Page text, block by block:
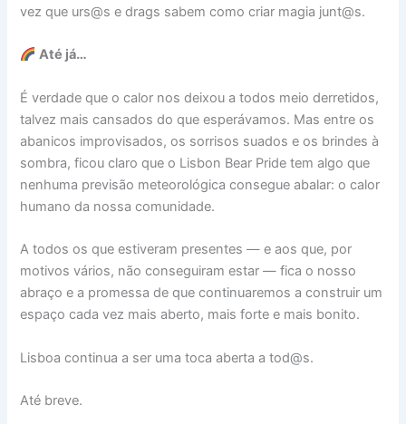
vez que urs@s e drags sabem como criar magia junt@s.
Até já…
É verdade que o calor nos deixou a todos meio derretidos,
talvez mais cansados do que esperávamos. Mas entre os
abanicos improvisados, os sorrisos suados e os brindes à
sombra, ficou claro que o Lisbon Bear Pride tem algo que
nenhuma previsão meteorológica consegue abalar: o calor
humano da nossa comunidade.
A todos os que estiveram presentes — e aos que, por
motivos vários, não conseguiram estar — fica o nosso
abraço e a promessa de que continuaremos a construir um
espaço cada vez mais aberto, mais forte e mais bonito.
Lisboa continua a ser uma toca aberta a tod@s.
Até breve.